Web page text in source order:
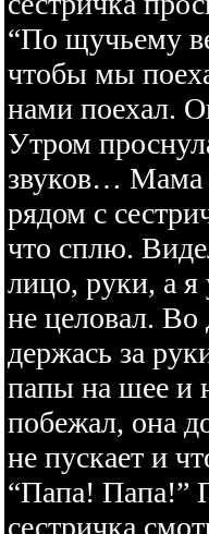
“По щучьему
чтобы мы
нами поехал.
Утром
звуков… Мама
рядом с
что сплю.
лицо, руки, а я
не целовал.
держась за
папы на шее и
побежал, она
не пускает и
“Папа! Папа!”
сестричка